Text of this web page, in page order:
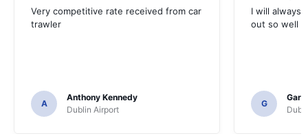
Very competitive rate received from car
trawler
A
Anthony Kennedy
Dublin Airport
I will always
out so well
G
Gary